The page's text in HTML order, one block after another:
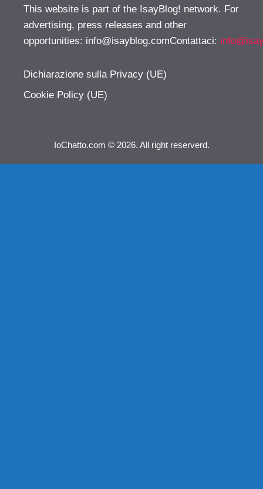
This website is part of the IsayBlog! network. For
advertising, press releases and other
opportunities: info@isayblog.comContattaci:
Dichiarazione sulla Privacy (UE)
Cookie Policy (UE)
IoChatto.com © 2026. All right reserverd.